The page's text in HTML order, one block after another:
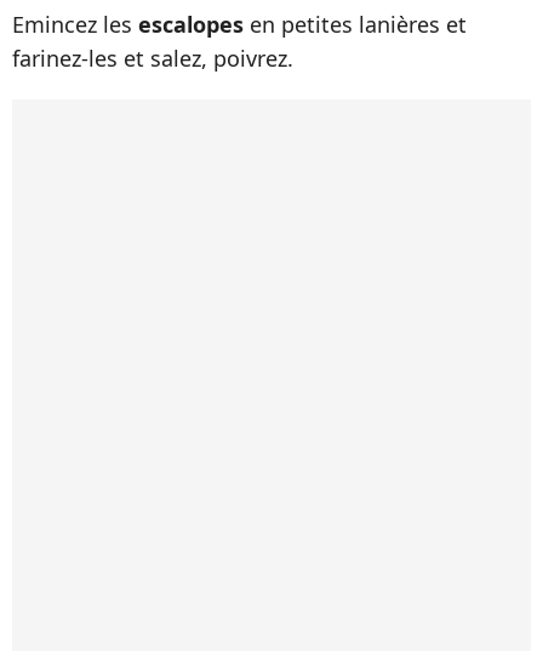
Emincez les escalopes en petites lanières et
farinez-les et salez, poivrez.